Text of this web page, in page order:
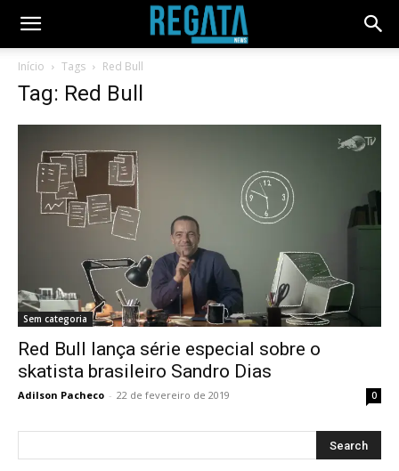
Início Tags Red Bull
Tag: Red Bull
Sem categoria
Red Bull lança série especial sobre o
skatista brasileiro Sandro Dias
Adilson Pacheco - 22 de fevereiro de 2019 0